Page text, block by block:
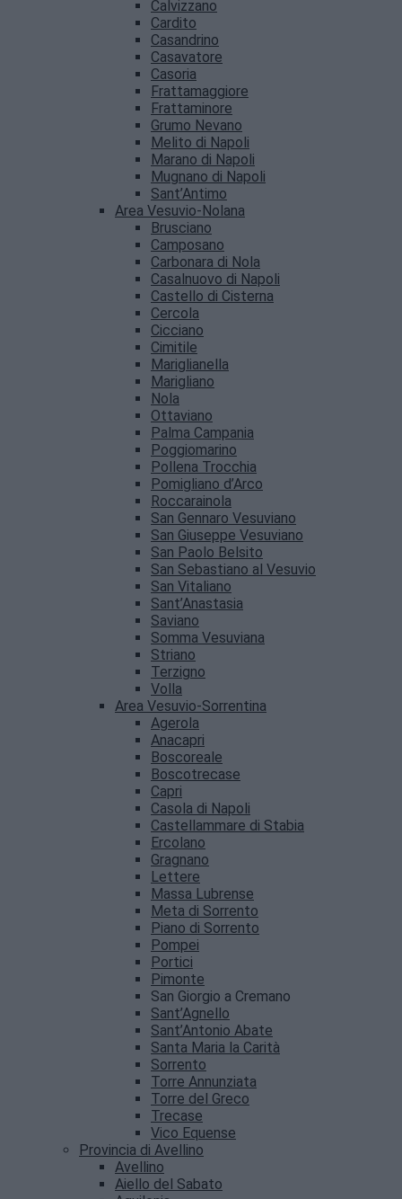
Calvizzano
Cardito
Casandrino
Casavatore
Casoria
Frattamaggiore
Frattaminore
Grumo Nevano
Melito di Napoli
Marano di Napoli
Mugnano di Napoli
Sant’Antimo
Area Vesuvio-Nolana
Brusciano
Camposano
Carbonara di Nola
Casalnuovo di Napoli
Castello di Cisterna
Cercola
Cicciano
Cimitile
Mariglianella
Marigliano
Nola
Ottaviano
Palma Campania
Poggiomarino
Pollena Trocchia
Pomigliano d’Arco
Roccarainola
San Gennaro Vesuviano
San Giuseppe Vesuviano
San Paolo Belsito
San Sebastiano al Vesuvio
San Vitaliano
Sant’Anastasia
Saviano
Somma Vesuviana
Striano
Terzigno
Volla
Area Vesuvio-Sorrentina
Agerola
Anacapri
Boscoreale
Boscotrecase
Capri
Casola di Napoli
Castellammare di Stabia
Ercolano
Gragnano
Lettere
Massa Lubrense
Meta di Sorrento
Piano di Sorrento
Pompei
Portici
Pimonte
San Giorgio a Cremano
Sant’Agnello
Sant’Antonio Abate
Santa Maria la Carità
Sorrento
Torre Annunziata
Torre del Greco
Trecase
Vico Equense
Provincia di Avellino
Avellino
Aiello del Sabato